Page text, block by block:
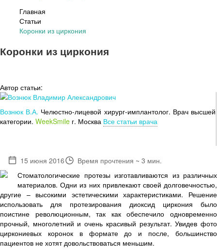
Главная
Статьи
Коронки из циркония
Коронки из циркония
Автор статьи:
Вознюк В.А. Челюстно-лицевой хирург-имплантолог. Врач высшей
категории. WeekSmile г. Москва Все статьи врача
15 июня 2016
Время прочтения ~ 3 мин.
Стоматологические протезы изготавливаются из различных
материалов. Одни из них привлекают своей долговечностью,
другие – высокими эстетическими характеристиками. Решение
использовать для протезирования диоксид циркония было
поистине революционным, так как обеспечило одновременно
прочный, многолетний и очень красивый результат. Увидев фото
циркониевых коронок в формате до и после, большинство
пациентов не хотят довольствоваться меньшим.